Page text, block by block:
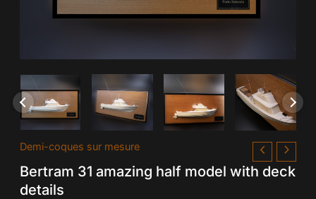
Demi-coques sur mesure
Bertram 31 amazing half model with deck
details